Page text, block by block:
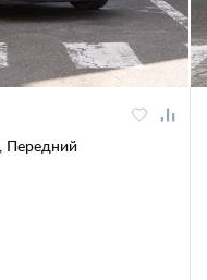
Передний